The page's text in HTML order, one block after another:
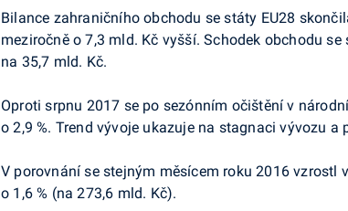
Bilance zahraničního obchodu se státy EU28
meziročně o 7,3 mld. Kč vyšší. Schodek obchodu
na 35,7 mld. Kč.
Oproti srpnu 2017 se po sezónním očištění v
o 2,9 %. Trend vývoje ukazuje na stagnaci vývozu a
V porovnání se stejným měsícem roku 2016 vzrostl
o 1,6 % (na 273,6 mld. Kč).